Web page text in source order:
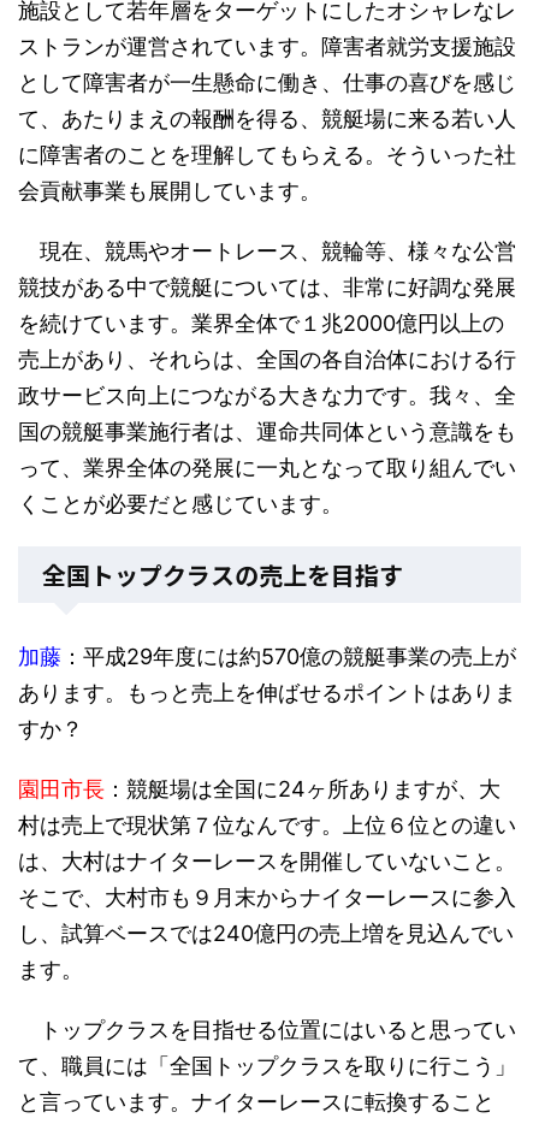
施設として若年層をターゲットにしたオシャレなレ
ストランが運営されています。障害者就労支援施設
として障害者が一生懸命に働き、仕事の喜びを感じ
て、あたりまえの報酬を得る、競艇場に来る若い人
に障害者のことを理解してもらえる。そういった社
会貢献事業も展開しています。
現在、競馬やオートレース、競輪等、様々な公営
競技がある中で競艇については、非常に好調な発展
を続けています。業界全体で１兆2000億円以上の
売上があり、それらは、全国の各自治体における行
政サービス向上につながる大きな力です。我々、全
国の競艇事業施行者は、運命共同体という意識をも
って、業界全体の発展に一丸となって取り組んでい
くことが必要だと感じています。
全国トップクラスの売上を目指す
加藤 ：平成29年度には約570億の競艇事業の売上が
あります。もっと売上を伸ばせるポイントはありま
すか？
園田市長 ：競艇場は全国に24ヶ所ありますが、大
村は売上で現状第７位なんです。上位６位との違い
は、大村はナイターレースを開催していないこと。
そこで、大村市も９月末からナイターレースに参入
し、試算ベースでは240億円の売上増を見込んでい
ます。
トップクラスを目指せる位置にはいると思ってい
て、職員には「全国トップクラスを取りに行こう」
と言っています。ナイターレースに転換すること